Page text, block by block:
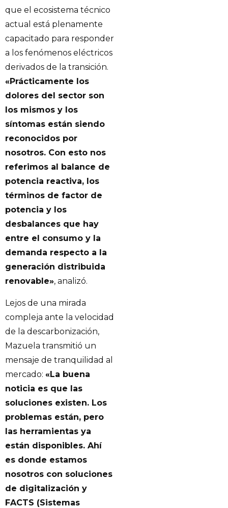
que el ecosistema técnico
actual está plenamente
capacitado para responder
a los fenómenos eléctricos
derivados de la transición.
«Prácticamente los
dolores del sector son
los mismos y los
síntomas están siendo
reconocidos por
nosotros. Con esto nos
referimos al balance de
potencia reactiva, los
términos de factor de
potencia y los
desbalances que hay
entre el consumo y la
demanda respecto a la
generación distribuida
renovable», analizó.
Lejos de una mirada
compleja ante la velocidad
de la descarbonización,
Mazuela transmitió un
mensaje de tranquilidad al
mercado: «La buena
noticia es que las
soluciones existen. Los
problemas están, pero
las herramientas ya
están disponibles. Ahí
es donde estamos
nosotros con soluciones
de digitalización y
FACTS (Sistemas